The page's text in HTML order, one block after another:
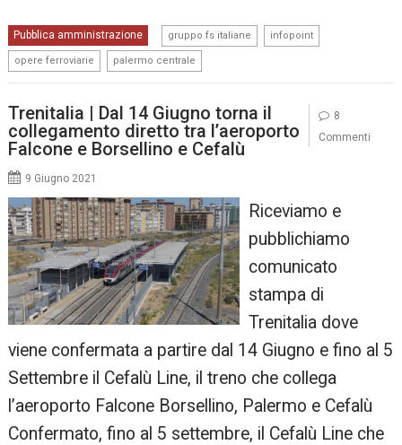
Pubblica amministrazione gruppo fs italiane infopoint
opere ferroviarie palermo centrale
Trenitalia | Dal 14 Giugno torna il
collegamento diretto tra l’aeroporto
Falcone e Borsellino e Cefalù
9 Giugno 2021
Riceviamo e
pubblichiamo
comunicato
stampa di
Trenitalia dove
viene confermata a partire dal 14 Giugno e fino al 5
Settembre il Cefalù Line, il treno che collega
l’aeroporto Falcone Borsellino, Palermo e Cefalù
Confermato, fino al 5 settembre, il Cefalù Line che
8
Commenti